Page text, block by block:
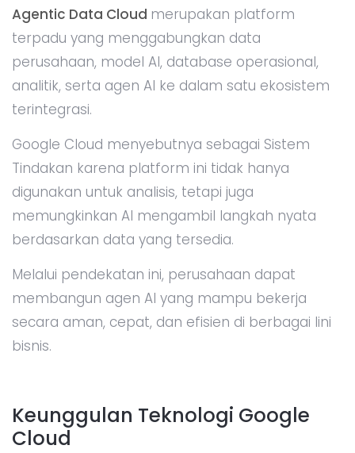
Agentic Data Cloud merupakan platform
terpadu yang menggabungkan data
perusahaan, model AI, database operasional,
analitik, serta agen AI ke dalam satu ekosistem
terintegrasi.
Google Cloud menyebutnya sebagai Sistem
Tindakan karena platform ini tidak hanya
digunakan untuk analisis, tetapi juga
memungkinkan AI mengambil langkah nyata
berdasarkan data yang tersedia.
Melalui pendekatan ini, perusahaan dapat
membangun agen AI yang mampu bekerja
secara aman, cepat, dan efisien di berbagai lini
bisnis.
Keunggulan Teknologi Google
Cloud